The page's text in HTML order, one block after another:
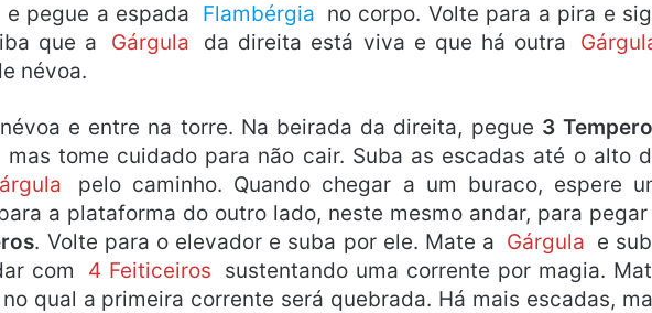
pegue a espada
Flambérgia no corpo. Volte para a pira e
que a
Gárgula da direita está viva e que há outra
névoa.
e entre na torre. Na beirada da direita, pegue 3
mas tome cuidado para não cair. Suba as escadas até o alto
pelo caminho. Quando chegar a um buraco, espere
a plataforma do outro lado, neste mesmo andar, para pegar
. Volte para o elevador e suba por ele. Mate a Gárgula e
com
4 Feiticeiros
sustentando uma corrente por magia.
qual a primeira corrente será quebrada. Há mais escadas,